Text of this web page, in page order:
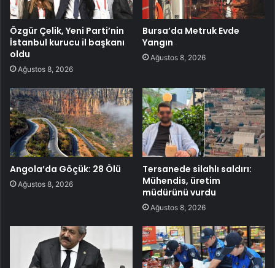
Özgür Çelik, Yeni Parti’nin
İstanbul kurucu il başkanı
oldu
Ağustos 8, 2026
Bursa’da Metruk Evde
Yangın
Ağustos 8, 2026
Angola’da Göçük: 28 Ölü
Ağustos 8, 2026
Tersanede silahlı saldırı:
Mühendis, üretim
müdürünü vurdu
Ağustos 8, 2026